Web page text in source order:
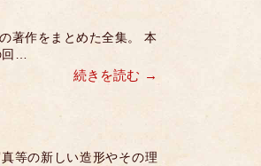
著作をまとめた全集。 本
回…
続きを読む
等の新しい造形やその理